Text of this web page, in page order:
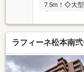
7.5m！◇大
室サイズ
ラフィーネ松本南